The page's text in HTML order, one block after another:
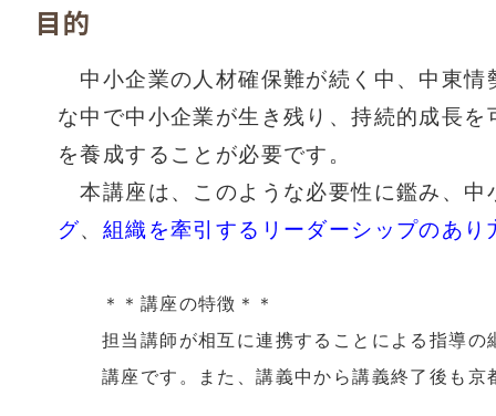
目的
中小企業の人材確保難が続く中、中東情
な中で中小企業が生き残り、持続的成長
を養成することが必要です。
本講座は、このような必要性に鑑み、中
グ、 組織を牽引するリーダーシップのあり
＊＊講座の特徴＊＊
担当講師が相互に連携することによる指導
講座です。
また、講義中から講義終了後も